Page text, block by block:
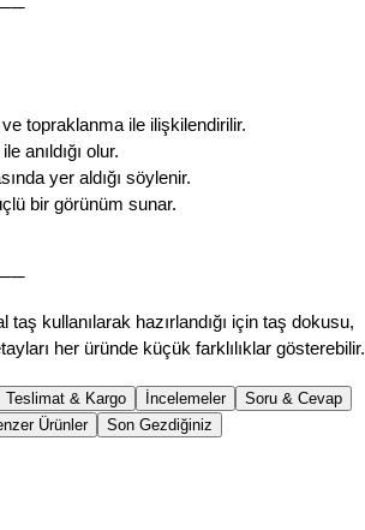
topraklanma ile ilişkilendirilir.
anıldığı olur.
yer aldığı söylenir.
bir görünüm sunar.
taş kullanılarak hazırlandığı için taş dokusu,
her üründe küçük farklılıklar gösterebilir.
Teslimat & Kargo İncelemeler
Soru & Cevap
Ürünler Son Gezdiğiniz